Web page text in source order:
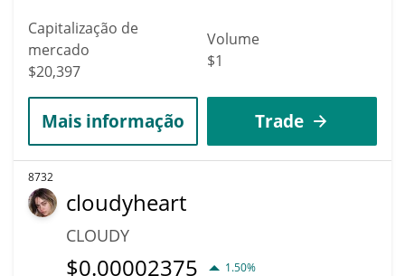
Capitalização de
mercado
$20,397
Volume
$1
Mais informação Trade
8732
cloudyheart
CLOUDY
$0.00002375 1.50%